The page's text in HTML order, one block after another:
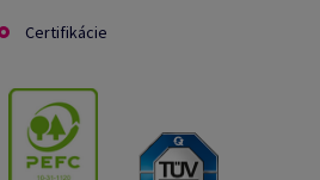
Certifikácie